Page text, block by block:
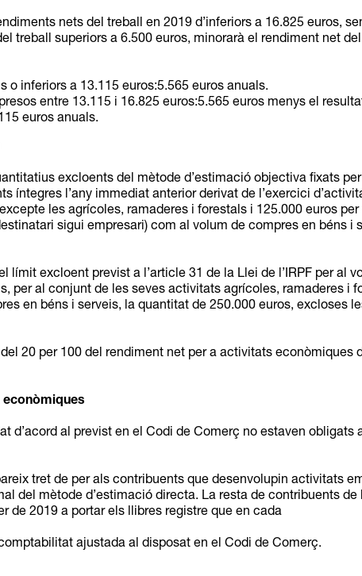
nets del treball en 2019 d’inferiors a 16.825 euros,
treball superiors a 6.500 euros, minorarà el rendiment net
inferiors a 13.115 euros:5.565 euros anuals.
entre 13.115 i 16.825 euros:5.565 euros menys el
euros anuals.
excloents del mètode d’estimació objectiva fixats
íntegres l’any immediat anterior derivat de l’exercici
les agrícoles, ramaderes i forestals i 125.000 euros
sigui empresari) com al volum de compres en béns i
límit excloent previst a l’article 31 de la Llei de l’IRPF per al
per al conjunt de les seves activitats agrícoles, ramaderes i
en béns i serveis, la quantitat de 250.000 euros, excloses
20 per 100 del rendiment net per a activitats econòmiques
d’acord al previst en el Codi de Comerç no estaven obligats
tret de per als contribuents que desenvolupin activitats
del mètode d’estimació directa. La resta de contribuents de
de 2019 a portar els llibres registre que en cada
ajustada al disposat en el Codi de Comerç.